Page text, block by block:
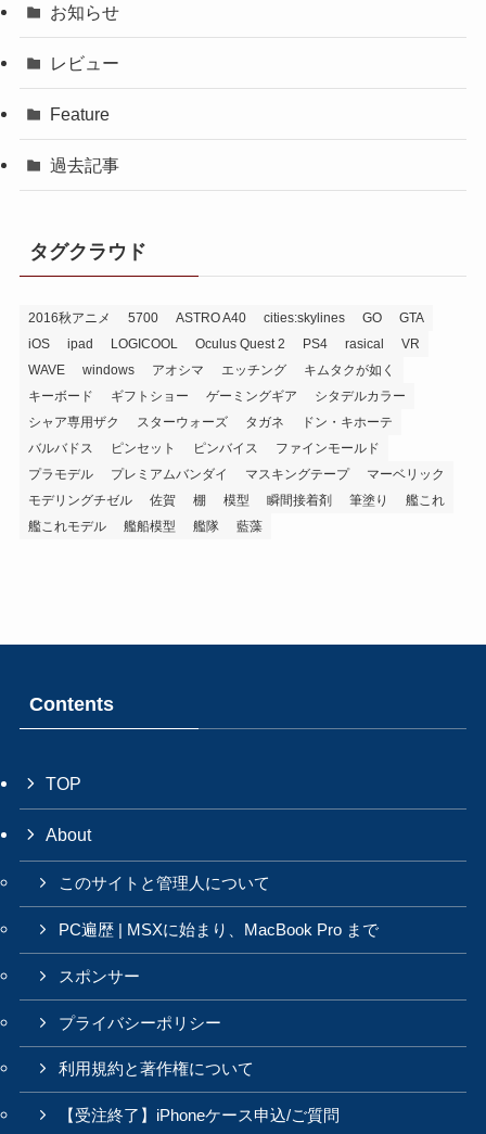
お知らせ
レビュー
Feature
過去記事
タグクラウド
2016秋アニメ 5700 ASTRO A40 cities:skylines GO
GTA
iOS
ipad LOGICOOL Oculus Quest 2 PS4 rasical
VR
WAVE
windows アオシマ エッチング
キムタクが如く
キーボード
ギフトショー ゲーミングギア
シタデルカラー
シャア専用ザク
スターウォーズ タガネ
ドン・キホーテ
バルバドス
ピンセット ピンバイス
ファインモールド
プラモデル
プレミアムバンダイ マスキングテープ
マーベリック
モデリングチゼル
佐賀 棚 模型 瞬間接着剤 筆塗り
艦これ
艦これモデル
艦船模型 艦隊 藍藻
Contents
TOP
About
このサイトと管理人について
PC遍歴 | MSXに始まり、MacBook Pro まで
スポンサー
プライバシーポリシー
利用規約と著作権について
【受注終了】iPhoneケース申込/ご質問